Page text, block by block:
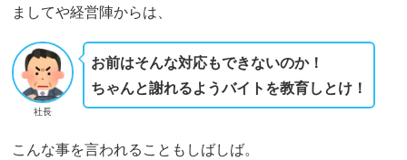
ましてや経営陣からは、
社長
お前はそんな対応もできないのか！
ちゃんと謝れるようバイトを教育しとけ！
こんな事を言われることもしばしば。